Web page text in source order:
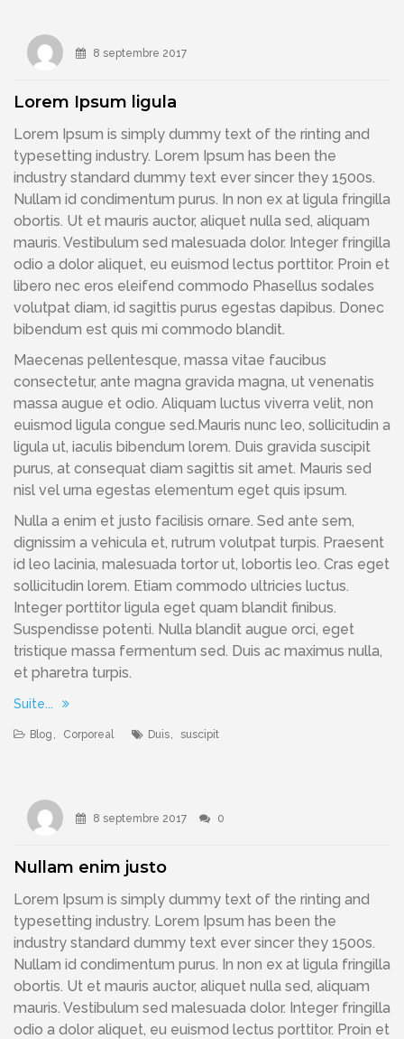
8 septembre 2017
Lorem Ipsum ligula
Lorem Ipsum is simply dummy text of the rinting and
typesetting industry. Lorem Ipsum has been the
industry standard dummy text ever sincer they 1500s.
Nullam id condimentum purus. In non ex at ligula fringilla
obortis. Ut et mauris auctor, aliquet nulla sed, aliquam
mauris. Vestibulum sed malesuada dolor. Integer fringilla
odio a dolor aliquet, eu euismod lectus porttitor. Proin et
libero nec eros eleifend commodo Phasellus sodales
volutpat diam, id sagittis purus egestas dapibus. Donec
bibendum est quis mi commodo blandit.
Maecenas pellentesque, massa vitae faucibus
consectetur, ante magna gravida magna, ut venenatis
massa augue et odio. Aliquam luctus viverra velit, non
euismod ligula congue sed.Mauris nunc leo, sollicitudin a
ligula ut, iaculis bibendum lorem. Duis gravida suscipit
purus, at consequat diam sagittis sit amet. Mauris sed
nisl vel urna egestas elementum eget quis ipsum.
Nulla a enim et justo facilisis ornare. Sed ante sem,
dignissim a vehicula et, rutrum volutpat turpis. Praesent
id leo lacinia, malesuada tortor ut, lobortis leo. Cras eget
sollicitudin lorem. Etiam commodo ultricies luctus.
Integer porttitor ligula eget quam blandit finibus.
Suspendisse potenti. Nulla blandit augue orci, eget
tristique massa fermentum sed. Duis ac maximus nulla,
et pharetra turpis.
Suite...
Blog , Corporeal Duis, suscipit
8 septembre 2017 0
Nullam enim justo
Lorem Ipsum is simply dummy text of the rinting and
typesetting industry. Lorem Ipsum has been the
industry standard dummy text ever sincer they 1500s.
Nullam id condimentum purus. In non ex at ligula fringilla
obortis. Ut et mauris auctor, aliquet nulla sed, aliquam
mauris. Vestibulum sed malesuada dolor. Integer fringilla
odio a dolor aliquet, eu euismod lectus porttitor. Proin et